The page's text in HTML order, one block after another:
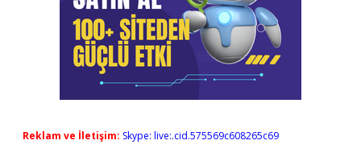
Reklam ve İletişim: Skype: live:.cid.575569c608265c69